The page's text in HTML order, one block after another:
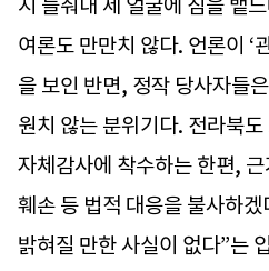
지 들춰내 제 얼굴에 침을 뱉
여론도 만만치 않다. 언론이 ‘
을 보인 반면, 정작 당사자들
원치 않는 분위기다. 전라북
자체감사에 착수하는 한편,
훼손 등 법적 대응을 불사하
밝혀질 만한 사실이 없다”는